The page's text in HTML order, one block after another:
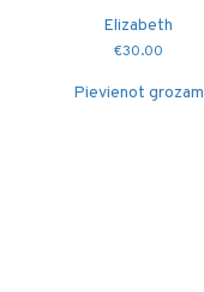
Elizabeth
€30.00
Pievienot grozam